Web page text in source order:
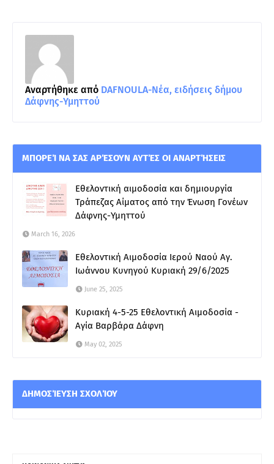
Αναρτήθηκε από DAFNOULA-Νέα, ειδήσεις δήμου
Δάφνης-Υμηττού
ΜΠΟΡΕΊ ΝΑ ΣΑΣ ΑΡΈΣΟΥΝ ΑΥΤΈΣ ΟΙ ΑΝΑΡΤΉΣΕΙΣ
Εθελοντική αιμοδοσία και δημιουργία
Τράπεζας Αίματος από την Ένωση Γονέων
Δάφνης-Υμηττού
March 16, 2026
Εθελοντική Αιμοδοσία Ιερού Ναού Αγ.
Ιωάννου Κυνηγού Κυριακή 29/6/2025
June 25, 2025
Κυριακή 4-5-25 Εθελοντική Αιμοδοσία -
Αγία Βαρβάρα Δάφνη
May 02, 2025
ΔΗΜΟΣΊΕΥΣΗ ΣΧΟΛΊΟΥ